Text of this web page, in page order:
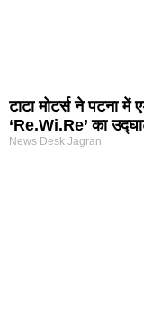
टाटा मोटर्स ने पटना में
‘Re.Wi.Re’ का
News Desk Jagran